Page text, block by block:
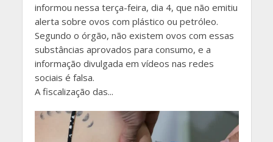
informou nessa terça-feira, dia 4, que não emitiu
alerta sobre ovos com plástico ou petróleo.
Segundo o órgão, não existem ovos com essas
substâncias aprovados para consumo, e a
informação divulgada em vídeos nas redes
sociais é falsa.
A fiscalização das...